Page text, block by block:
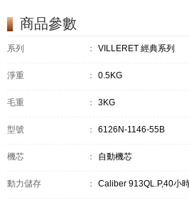
商品參數
系列 ： VILLERET 經典系列
淨重 ： 0.5KG
毛重 ： 3KG
型號 ： 6126N-1146-55B
機芯 ： 自動機芯
動力儲存 ： Caliber 913QL.P,40小